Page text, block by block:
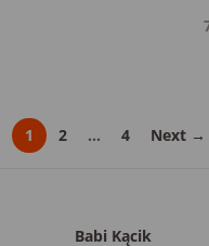
1 2 … 4 Next →
Babi Kącik